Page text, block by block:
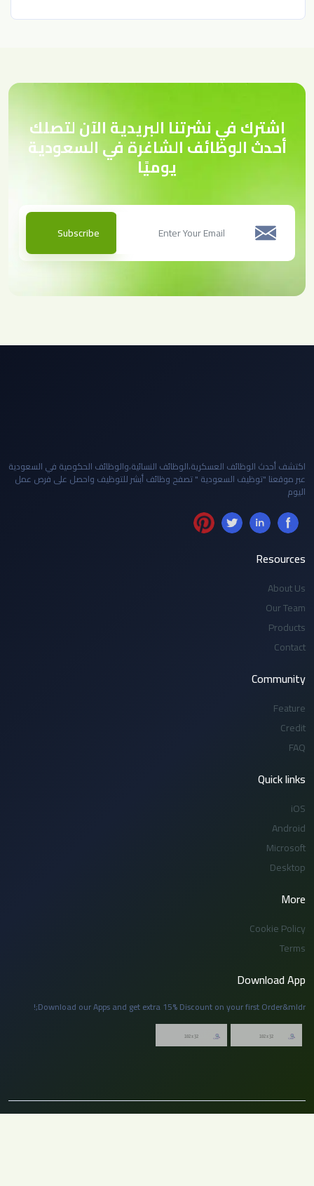
اشترك في نشرتنا البريدية الآن لتصلك
أحدث الوظائف الشاغرة في السعودية
يوميًا
Subscribe
اكتشف أحدث الوظائف العسكرية،الوظائف النسائية،والوظائف الحكومية في السعودية
عبر موقعنا "توظيف السعودية " تصفح وظائف أبشر للتوظيف واحصل على فرص عمل
اليوم
Resources
About Us
Our Team
Products
Contact
Community
Feature
Credit
FAQ
Quick links
iOS
Android
Microsoft
Desktop
More
Cookie Policy
Terms
Download App
Download our Apps and get extra 15% Discount on your first Order&mldr;!